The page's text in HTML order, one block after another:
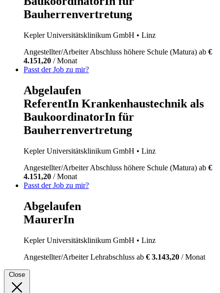
Bauherrenvertretung
Kepler Universitätsklinikum GmbH • Linz
Angestellter/ArbeiterAbschluss höhere Schule (Matura) ab €
4.151,20 / Monat
Passt der Job zu mir?
Abgelaufen
ReferentIn Krankenhaustechnik als
BaukoordinatorIn für
Bauherrenvertretung
Kepler Universitätsklinikum GmbH • Linz
Angestellter/ArbeiterAbschluss höhere Schule (Matura) ab €
4.151,20 / Monat
Passt der Job zu mir?
Abgelaufen
MaurerIn
Kepler Universitätsklinikum GmbH • Linz
Angestellter/ArbeiterLehrabschluss ab € 3.143,20 / Monat
Close